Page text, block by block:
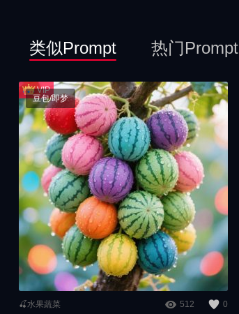
类似Prompt 热门Prompt
🍒水果蔬菜 512 0
豆包/即梦